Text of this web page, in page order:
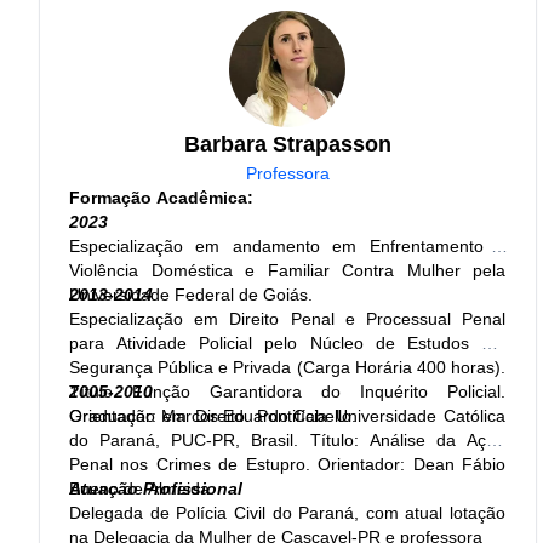
autora dos livros Economia Brasileira para Concursos e
Economia para concursos - 1000 exercícios para
concursos.
Atuação Profissional:
Professora
Barbara Strapasson
Professora
Formação Acadêmica:
2023
Especialização em andamento em Enfrentamento a
Violência Doméstica e Familiar Contra Mulher pela
Universidade Federal de Goiás.
2013-2014
Especialização em Direito Penal e Processual Penal
para Atividade Policial pelo Núcleo de Estudos em
Segurança Pública e Privada (Carga Horária 400 horas).
Título Função Garantidora do Inquérito Policial.
Orientador: Marcos Eduardo Cabello.
2005-2010
Graduação em Direito. Pontifícia Universidade Católica
do Paraná, PUC-PR, Brasil. Título: Análise da Ação
Penal nos Crimes de Estupro. Orientador: Dean Fábio
Bueno de Almeida.
Atuação Profissional
Delegada de Polícia Civil do Paraná, com atual lotação
na Delegacia da Mulher de Cascavel-PR e professora